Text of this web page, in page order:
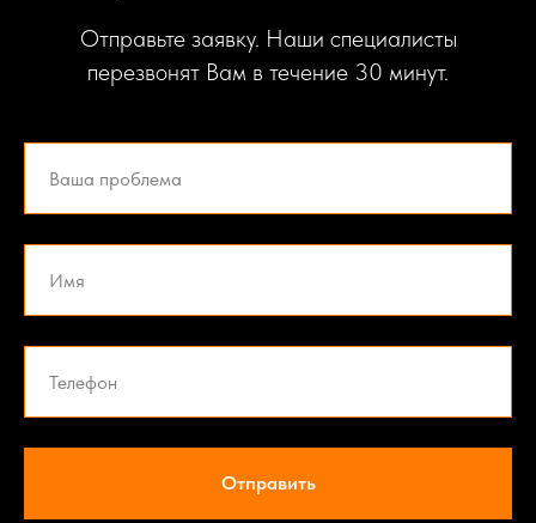
Отправьте заявку. Наши специалисты
перезвонят Вам в течение 30 минут.
Отправить